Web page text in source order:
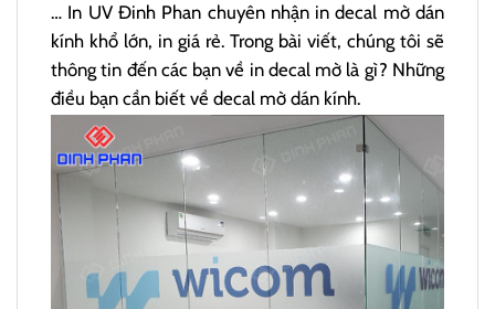
… In UV Đinh Phan chuyên nhận in decal mờ dán
kính khổ lớn, in giá rẻ. Trong bài viết, chúng tôi sẽ
thông tin đến các bạn về in decal mờ là gì? Những
điều bạn cần biết về decal mờ dán kính.